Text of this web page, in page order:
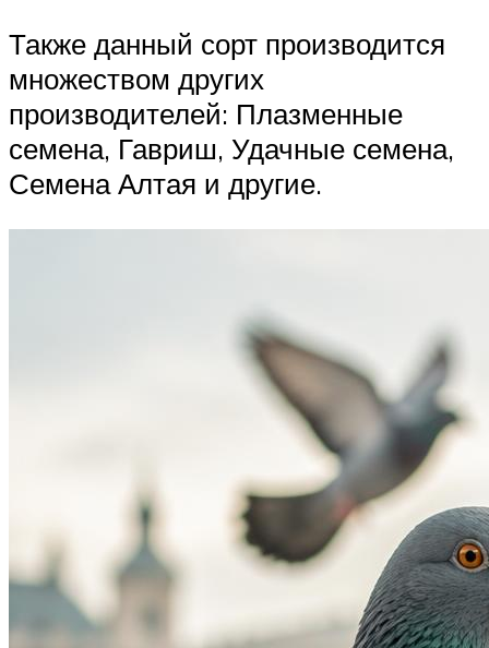
Также данный сорт производится
множеством других
производителей: Плазменные
семена, Гавриш, Удачные семена,
Семена Алтая и другие.